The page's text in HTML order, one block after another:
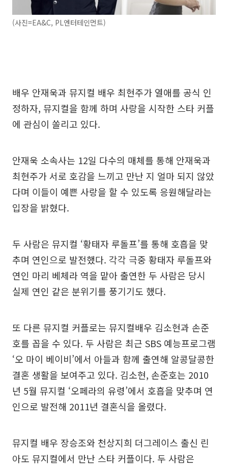
(사진=EA&C, PL엔터테인먼트)
배우 안재욱과 뮤지컬 배우 최현주가 열애를 공식 인
정하자, 뮤지컬을 함께 하며 사랑을 시작한 스타 커플
에 관심이 쏠리고 있다.
안재욱 소속사는 12일 다수의 매체를 통해 안재욱과
최현주가 서로 호감을 느끼고 만난 지 얼마 되지 않았
다며 이들이 예쁜 사랑을 할 수 있도록 응원해달라는
입장을 밝혔다.
두 사람은 뮤지컬 ‘황태자 루돌프’를 통해 호흡을 맞
추며 연인으로 발전했다. 각각 극중 황태자 루돌프와
연인 마리 베체라 역을 맡아 출연한 두 사람은 당시
실제 연인 같은 분위기를 풍기기도 했다.
또 다른 뮤지컬 커플로는 뮤지컬배우 김소현과 손준
호를 꼽을 수 있다. 두 사람은 최근 SBS 예능프로그램
‘오 마이 베이비’에서 아들과 함께 출연해 알콩달콩한
결혼 생활을 보여주고 있다. 김소현, 손준호는 2010
년 5월 뮤지컬 ‘오페라의 유령’에서 호흡을 맞추며 연
인으로 발전해 2011년 결혼식을 올렸다.
뮤지컬 배우 장승조와 천상지희 더그레이스 출신 린
아도 뮤지컬에서 만난 스타 커플이다. 두 사람은